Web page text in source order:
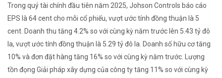
Trong quý tài chính đầu tiên năm 2025, Johson Controls báo cáo
EPS là 64 cent cho mỗi cổ phiếu, vượt ước tính đồng thuận là 5
cent. Doanh thu tăng 4.2% so với cùng kỳ năm trước lên 5.43 tỷ đô
la, vượt ước tính đồng thuận là 5.29 tỷ đô la. Doanh số hữu cơ tăng
10% và đơn đặt hàng tăng 16% so với cùng kỳ năm trước. Lượng
tồn đọng Giải pháp xây dựng của công ty tăng 11% so với cùng kỳ